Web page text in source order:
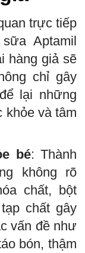
trực tiếp
Aptamil
hàng giả sẽ
chỉ gây
lại những
khỏe và tâm
bé: Thành
không rõ
chất, bột
chất gây
vấn đề như
bón, thậm